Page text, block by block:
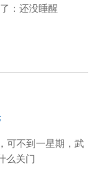
：还没睡醒
可不到一星期，武
么关门